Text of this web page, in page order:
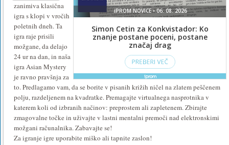
zanimiva klasična
igra s klopi v vročih
poletnih dneh. Ta
igra raje prisili
možgane, da delajo
24 ur na dan, in naša
igra Asian Mystery
je ravno pravšnja za
to. Predlagamo vam, da se borite v pisanih križih ničel na zlatem peščenem
polju, razdeljenem na kvadratke. Premagajte virtualnega nasprotnika v
katerem koli od izbranih načinov: preprostem ali zapletenem. Zbirajte
zmagovalne točke in uživajte v lastni mentalni premoči nad elektronskimi
možgani računalnika. Zabavajte se!
Za igranje igre uporabite miško ali tapnite zaslon!